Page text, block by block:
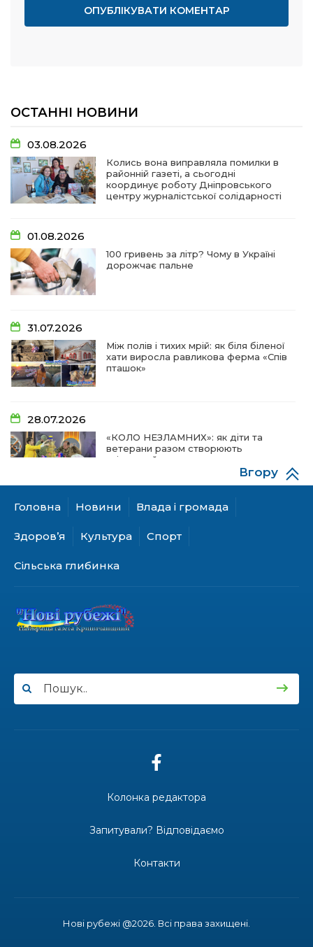
ОСТАННІ НОВИНИ
03.08.2026
Колись вона виправляла помилки в
районній газеті, а сьогодні
координує роботу Дніпровського
центру журналістської солідарності
01.08.2026
100 гривень за літр? Чому в Україні
дорожчає пальне
31.07.2026
Між полів і тихих мрій: як біля біленої
хати виросла равликова ферма «Спів
пташок»
28.07.2026
«КОЛО НЕЗЛАМНИХ»: як діти та
ветерани разом створюють
унікальний телепроєкт
18.07.2026
Криничанської громади за
100-ий день народження відзначила
жителька Первозванівки Олена
16.07.2026
ДОЩІ СТРИМУЮТЬ ЖНИВА
громади мають регулярне
сполучення
Головна Новини Влада і громада
Здоров’я Культура Спорт
Сільська глибинка
Вгору
Нові рубежі @2026. Всі права захищені.
Колонка редактора
Запитували? Відповідаємо
Контакти